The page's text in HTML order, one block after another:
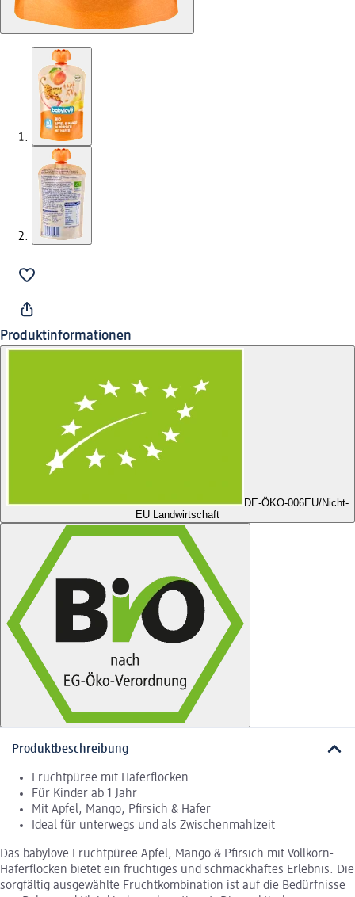
Produktinformationen
DE-ÖKO-006EU/Nicht-
EU Landwirtschaft
Produktbeschreibung
Fruchtpüree mit Haferflocken
Für Kinder ab 1 Jahr
Mit Apfel, Mango, Pfirsich & Hafer
Ideal für unterwegs und als Zwischenmahlzeit
Das babylove Fruchtpüree Apfel, Mango & Pfirsich mit Vollkorn-
Haferflocken bietet ein fruchtiges und schmackhaftes Erlebnis. Die
sorgfältig ausgewählte Fruchtkombination ist auf die Bedürfnisse